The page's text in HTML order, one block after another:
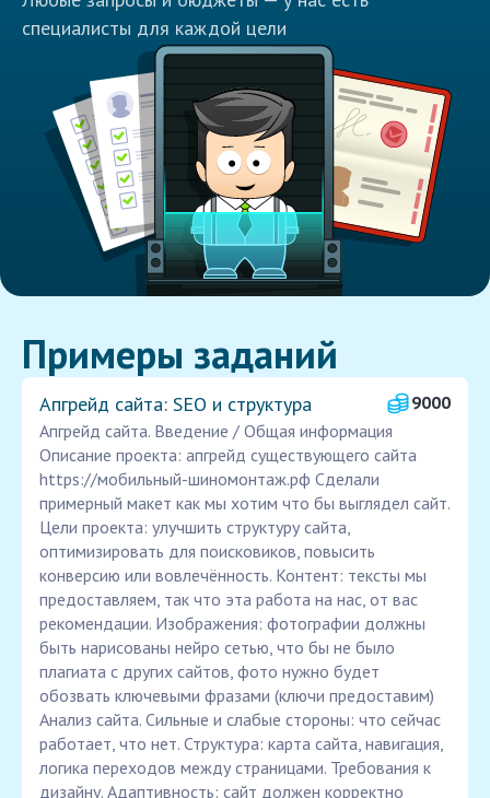
специалисты для каждой цели
Примеры заданий
Апгрейд сайта: SEO и структура
9000
Апгрейд сайта. Введение / Общая информация
Описание проекта: апгрейд существующего сайта
https://мобильный-шиномонтаж.рф Сделали
примерный макет как мы хотим что бы выглядел сайт.
Цели проекта: улучшить структуру сайта,
оптимизировать для поисковиков, повысить
конверсию или вовлечённость. Контент: тексты мы
предоставляем, так что эта работа на нас, от вас
рекомендации. Изображения: фотографии должны
быть нарисованы нейро сетью, что бы не было
плагиата с других сайтов, фото нужно будет
обозвать ключевыми фразами (ключи предоставим)
Анализ сайта. Сильные и слабые стороны: что сейчас
работает, что нет. Структура: карта сайта, навигация,
логика переходов между страницами. Требования к
дизайну. Адаптивность: сайт должен корректно